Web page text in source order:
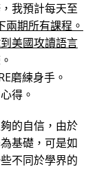
我預計每天至
期所有課程。
美國攻讀語言
磨練身手。
得。
的自信，由於
基礎，可是如
不同於學界的